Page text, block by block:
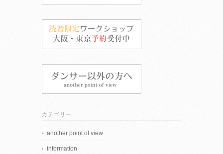
カテゴリー
another point of view
information